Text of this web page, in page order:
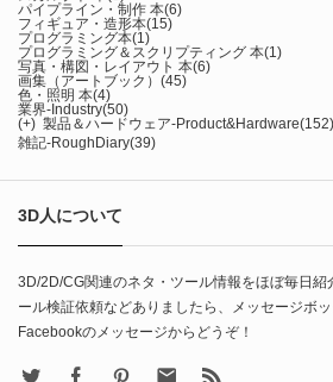
パイプライン・制作 本(6)
フィギュア・造形本(15)
プログラミング本(1)
プログラミング＆スクリプティング 本(1)
写真・構図・レイアウト 本(6)
画集（アートブック） (45)
色・照明 本(4)
業界-Industry(50)
(+) 製品＆ハードウェア-Product&Hardware(152)
雑記-RoughDiary(39)
3D人について
3D/2D/CG関連のネタ・ツール情報をほぼ毎日紹
ール検証依頼などありましたら、メッセージボ
Facebookのメッセージからどうぞ！
FacebookPinterest Contact